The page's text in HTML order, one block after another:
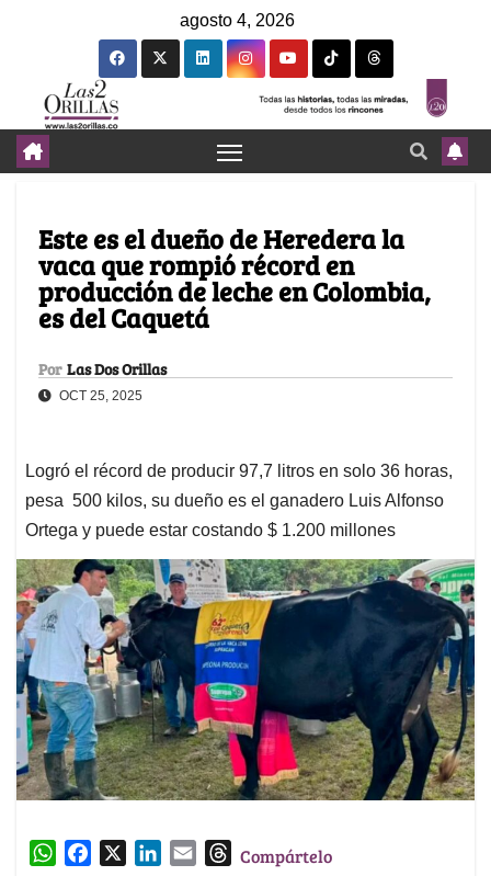
agosto 4, 2026
Este es el dueño de Heredera la
vaca que rompió récord en
producción de leche en Colombia,
es del Caquetá
Por Las Dos Orillas
OCT 25, 2025
Logró el récord de producir 97,7 litros en solo 36 horas,
pesa 500 kilos, su dueño es el ganadero Luis Alfonso
Ortega y puede estar costando $ 1.200 millones
W
TCompártelo